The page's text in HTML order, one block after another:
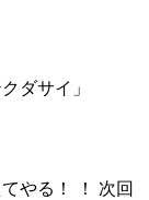
ダサイ」
やる！ ！ 次回